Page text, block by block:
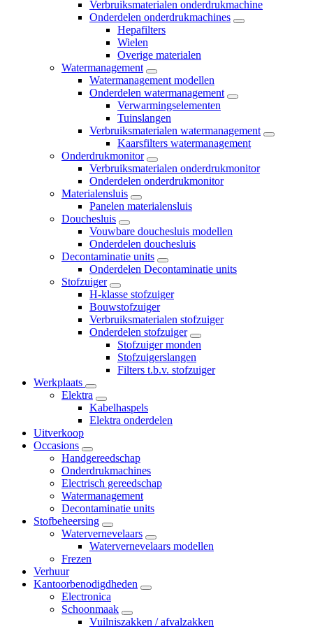
Verbruiksmaterialen onderdrukmachine
Onderdelen onderdrukmachines
Hepafilters
Wielen
Overige materialen
Watermanagement
Watermanagement modellen
Onderdelen watermanagement
Verwarmingselementen
Tuinslangen
Verbruiksmaterialen watermanagement
Kaarsfilters watermanagement
Onderdrukmonitor
Verbruiksmaterialen onderdrukmonitor
Onderdelen onderdrukmonitor
Materialensluis
Panelen materialensluis
Douchesluis
Vouwbare douchesluis modellen
Onderdelen douchesluis
Decontaminatie units
Onderdelen Decontaminatie units
Stofzuiger
H-klasse stofzuiger
Bouwstofzuiger
Verbruiksmaterialen stofzuiger
Onderdelen stofzuiger
Stofzuiger monden
Stofzuigerslangen
Filters t.b.v. stofzuiger
Werkplaats
Elektra
Kabelhaspels
Elektra onderdelen
Uitverkoop
Occasions
Handgereedschap
Onderdrukmachines
Electrisch gereedschap
Watermanagement
Decontaminatie units
Stofbeheersing
Watervernevelaars
Watervernevelaars modellen
Frezen
Verhuur
Kantoorbenodigdheden
Electronica
Schoonmaak
Vuilniszakken / afvalzakken